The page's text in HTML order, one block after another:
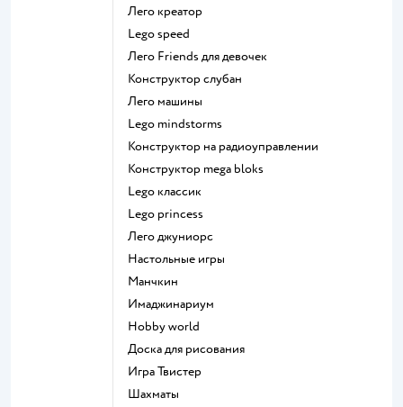
Лего креатор
Lego speed
Лего Friends для девочек
Конструктор слубан
Лего машины
Lego mindstorms
Конструктор на радиоуправлении
Конструктор mega bloks
Lego классик
Lego princess
Лего джуниорс
Настольные игры
Манчкин
Имаджинариум
Hobby world
Доска для рисования
Игра Твистер
Шахматы